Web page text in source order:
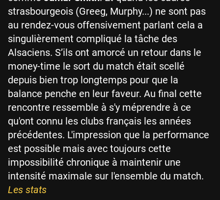
strasbourgeois (Greeg, Murphy...) ne sont pas
au rendez-vous offensivement parlant cela a
singulièrement compliqué la tâche des
Alsaciens. S’ils ont amorcé un retour dans le
money-time le sort du match était scellé
depuis bien trop longtemps pour que la
balance penche en leur faveur. Au final cette
rencontre ressemble à s'y méprendre à ce
qu'ont connu les clubs français les années
précédentes. L'impression que la performance
est possible mais avec toujours cette
impossibilité chronique à maintenir une
intensité maximale sur l'ensemble du match.
Les stats